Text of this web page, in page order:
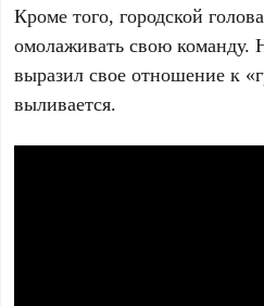
Кроме того, городской
омолаживать свою команду.
выразил свое отношение к
выливается.